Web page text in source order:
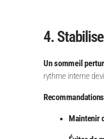
4.
Un sommeil
rythme interne
Maintenir